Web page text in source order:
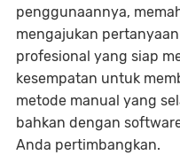
penggunaannya,
mengajukan
profesional yang siap
kesempatan untuk
metode manual yang
bahkan dengan
Anda pertimbangkan.